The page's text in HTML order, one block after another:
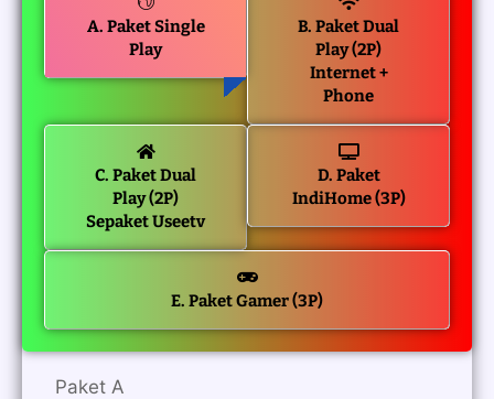
A. Paket Single
Play
B. Paket Dual
Play (2P)
Internet +
Phone
C. Paket Dual
Play (2P)
Sepaket Useetv
D. Paket
IndiHome (3P)
E. Paket Gamer (3P)
Paket A